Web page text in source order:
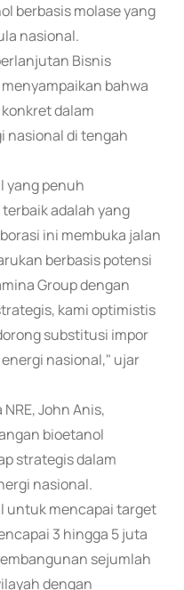
berbasis molase yang
nasional.
Bisnis
bahwa
dalam
nasional di tengah
yang penuh
adalah yang
ini membuka jalan
berbasis potensi
Group dengan
kami optimistis
substitusi impor
nasional," ujar
John Anis,
bioetanol
strategis dalam
nasional.
untuk mencapai target
3 hingga 5 juta
sejumlah
dengan